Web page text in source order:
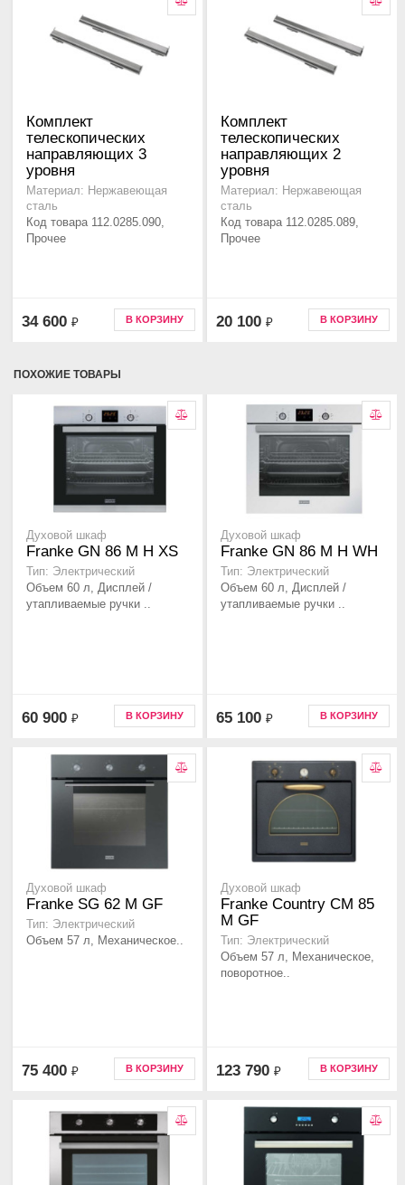
Комплект
телескопических
направляющих 3
уровня
Материал: Нержавеющая
сталь
Код товара 112.0285.090,
Прочее
34 600 ₽ В КОРЗИНУ
Комплект
телескопических
направляющих 2
уровня
Материал: Нержавеющая
сталь
Код товара 112.0285.089,
Прочее
20 100 ₽ В КОРЗИНУ
ПОХОЖИЕ ТОВАРЫ
Духовой шкаф
Franke GN 86 M H XS
Тип: Электрический
Объем 60 л, Дисплей /
утапливаемые ручки ..
60 900 ₽ В КОРЗИНУ
Духовой шкаф
Franke GN 86 M H WH
Тип: Электрический
Объем 60 л, Дисплей /
утапливаемые ручки ..
65 100 ₽ В КОРЗИНУ
Духовой шкаф
Franke SG 62 M GF
Тип: Электрический
Объем 57 л, Механическое..
75 400 ₽ В КОРЗИНУ
Духовой шкаф
Franke Country CM 85
M GF
Тип: Электрический
Объем 57 л, Механическое,
поворотное..
123 790 ₽ В КОРЗИНУ